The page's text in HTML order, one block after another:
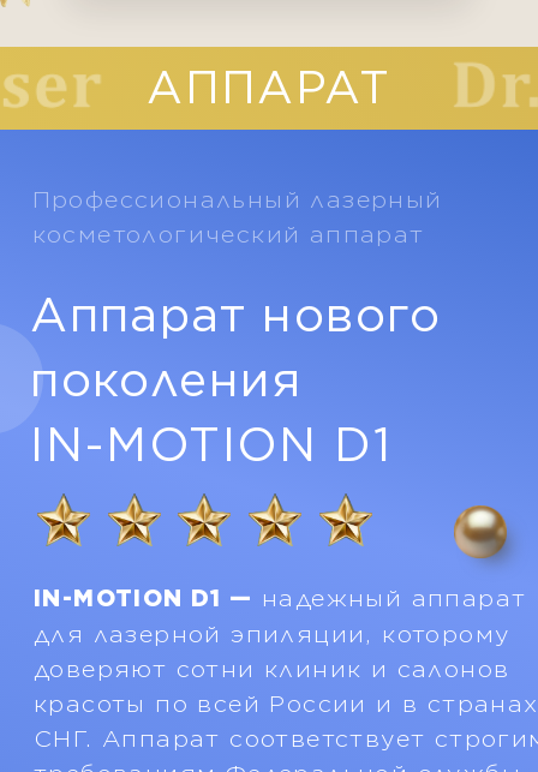
*только для новых клиентов
Записаться
6540 ₽
*возможна замена зон из
аналогичных категорий